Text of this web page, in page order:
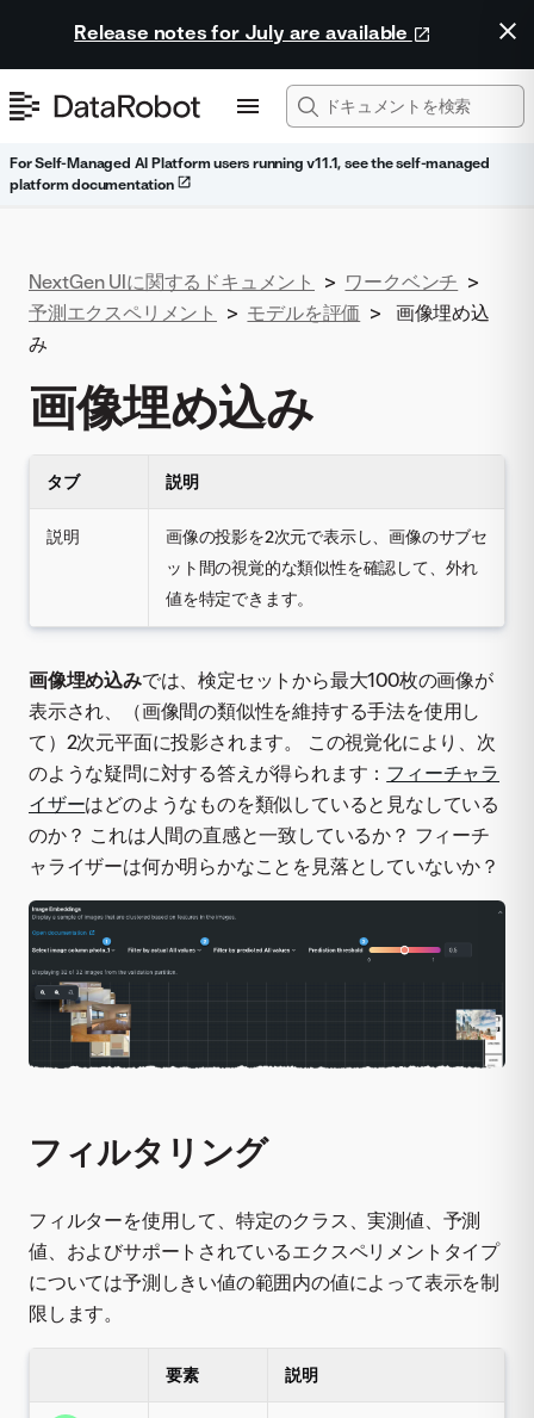
Release notes for July are available
For Self-Managed AI Platform users running v11.1, see the self-managed
platform documentation
NextGen UIに関するドキュメント > ワークベンチ >
予測エクスペリメント
> モデルを評価 >
画像埋め込
み
画像埋め込み
タブ 説明
説明
画像の投影を2次元で表示し、画像のサブセ
ット間の視覚的な類似性を確認して、外れ
値を特定できます。
画像埋め込みでは、検定セットから最大100枚の画像が
表示され、（画像間の類似性を維持する手法を使用し
て）2次元平面に投影されます。 この視覚化により、次
のような疑問に対する答えが得られます： フィーチャラ
イザーはどのようなものを類似していると見なしている
のか？ これは人間の直感と一致しているか？ フィーチ
ャライザーは何か明らかなことを見落としていないか？
フィルタリング
フィルターを使用して、特定のクラス、実測値、予測
値、およびサポートされているエクスペリメントタイプ
については予測しきい値の範囲内の値によって表示を制
限します。
要素 説明